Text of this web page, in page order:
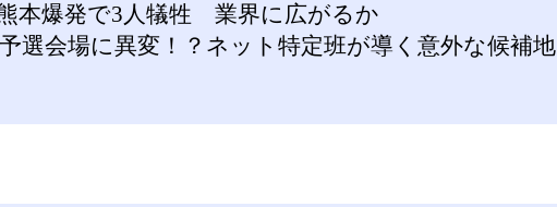
本爆発で3人犠牲 業界に広がるか
選会場に異変！？ネット特定班が導く意外な候補地